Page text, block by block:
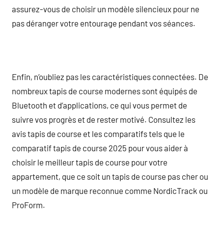
assurez-vous de choisir un modèle silencieux pour ne
pas déranger votre entourage pendant vos séances.
Enfin, n’oubliez pas les caractéristiques connectées. De
nombreux tapis de course modernes sont équipés de
Bluetooth et d’applications, ce qui vous permet de
suivre vos progrès et de rester motivé. Consultez les
avis tapis de course et les comparatifs tels que le
comparatif tapis de course 2025 pour vous aider à
choisir le meilleur tapis de course pour votre
appartement, que ce soit un tapis de course pas cher ou
un modèle de marque reconnue comme NordicTrack ou
ProForm.